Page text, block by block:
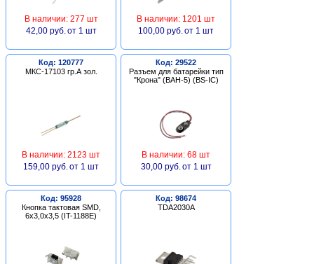
В наличии: 277 шт
42,00 руб. от 1 шт
В наличии: 1201 шт
100,00 руб. от 1 шт
Код: 120777
МКС-17103 гр.А зол.
В наличии: 2123 шт
159,00 руб. от 1 шт
Код: 29522
Разъем для батарейки тип
"Крона" (BAH-5) (BS-IC)
В наличии: 68 шт
30,00 руб. от 1 шт
Код: 95928
Кнопка тактовая SMD,
6х3,0х3,5 (IT-1188E)
Код: 98674
TDA2030A